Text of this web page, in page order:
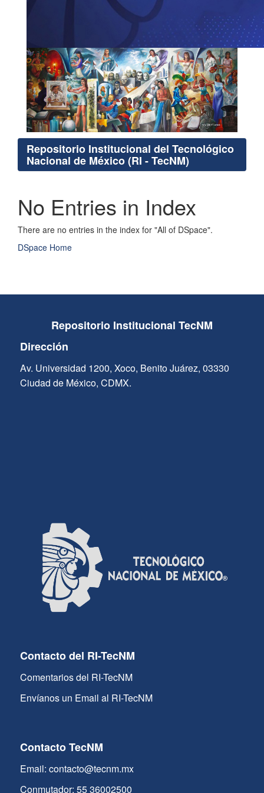
Repositorio Institucional del Tecnológico
Nacional de México (RI - TecNM)
No Entries in Index
There are no entries in the index for "All of DSpace".
DSpace Home
Repositorio Institucional TecNM
Dirección
Av. Universidad 1200, Xoco, Benito Juárez, 03330
Ciudad de México, CDMX.
Contacto del RI-TecNM
Comentarios del RI-TecNM
Envíanos un Email al RI-TecNM
Contacto TecNM
Email: contacto@tecnm.mx
Conmutador: 55 36002500